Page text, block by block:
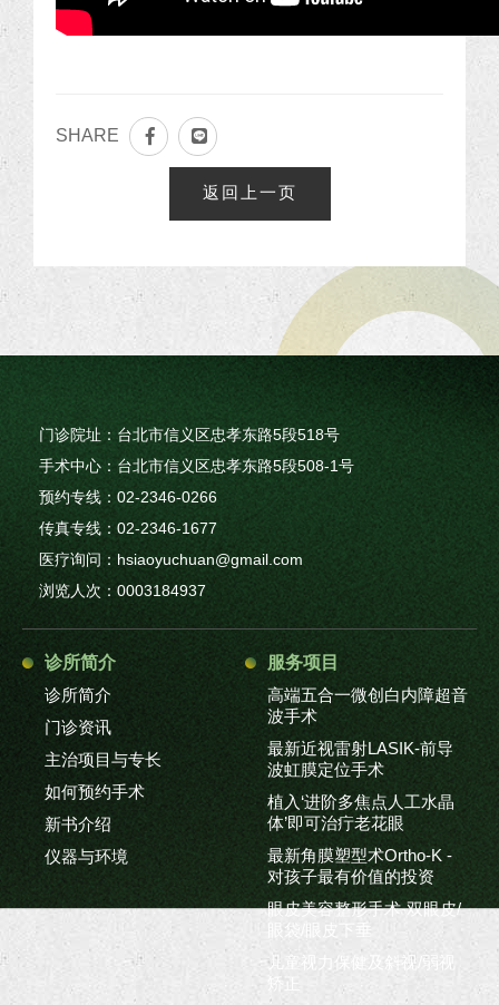
SHARE
返回上一页
门诊院址：台北市信义区忠孝东路5段518号
手术中心：台北市信义区忠孝东路5段508-1号
预约专线：02-2346-0266
传真专线：02-2346-1677
医疗询问：hsiaoyuchuan@gmail.com
浏览人次：0003184937
诊所简介
诊所简介
门诊资讯
主治项目与专长
如何预约手术
新书介绍
仪器与环境
服务项目
高端五合一微创白内障超音
波手术
最新近视雷射LASIK-前导
波虹膜定位手术
植入‘进阶多焦点人工水晶
体’即可治疔老花眼
最新角膜塑型术Ortho-K -
对孩子最有价值的投资
眼皮美容整形手术-双眼皮/
眼袋/眼皮下垂
儿童视力保健及斜视/弱视
矫正